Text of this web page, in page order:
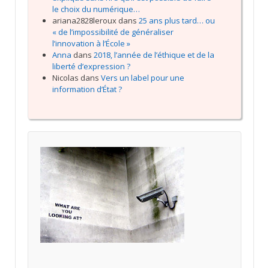
le choix du numérique…
ariana2828leroux dans 25 ans plus tard… ou
« de l’impossibilité de généraliser
l’innovation à l’École »
Anna dans 2018, l’année de l’éthique et de la
liberté d’expression ?
Nicolas dans Vers un label pour une
information d’État ?